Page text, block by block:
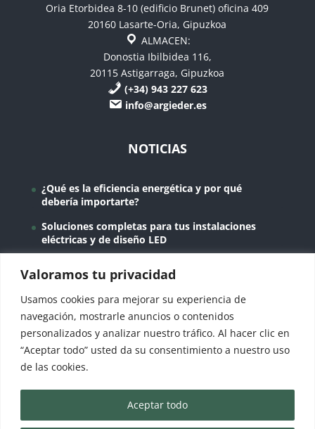
Valoramos tu privacidad
Usamos cookies para mejorar su experiencia de
navegación, mostrarle anuncios o contenidos
personalizados y analizar nuestro tráfico. Al hacer clic en
“Aceptar todo” usted da su consentimiento a nuestro uso
de las cookies.
Aceptar todo
Oria Etorbidea 8-10 (edificio Brunet) oficina 409
20160 Lasarte-Oria, Gipuzkoa
ALMACEN:
Donostia Ibilbidea 116,
20115 Astigarraga, Gipuzkoa
(+34) 943 227 623
info@argieder.es
NOTICIAS
¿Qué es la eficiencia energética y por qué
debería importarte?
Soluciones completas para tus instalaciones
eléctricas y de diseño LED
empresas y viviendas
Proyecto de iluminación LED eficiente en
Industrias Gonasen
La bajada del precio de la luz